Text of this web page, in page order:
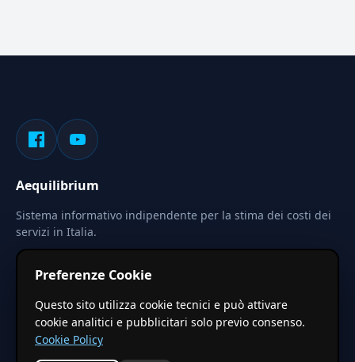
Aequilibrium
Sistema informativo indipendente per la stima dei costi dei
servizi in Italia.
Le stime pubblicate sono calcolate tramite coefficienti
territoriali regionali applicati a valori base nazionali. Non
costituiscono preventivo ufficiale.
Preferenze Cookie
Questo sito utilizza cookie tecnici e può attivare
cookie analitici e pubblicitari solo previo consenso.
Cookie Policy